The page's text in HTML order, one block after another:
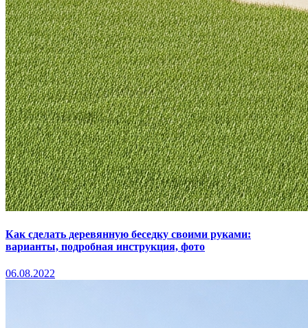
Как сделать деревянную беседку своими руками:
варианты, подробная инструкция, фото
06.08.2022